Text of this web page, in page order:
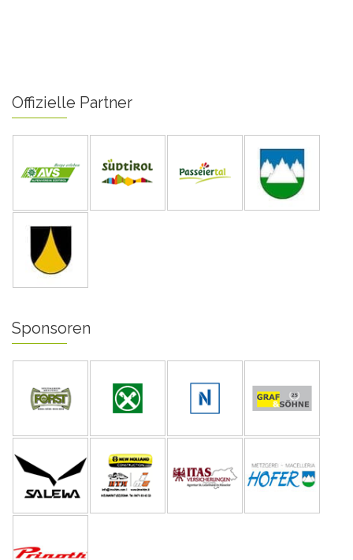
Offizielle Partner
Sponsoren